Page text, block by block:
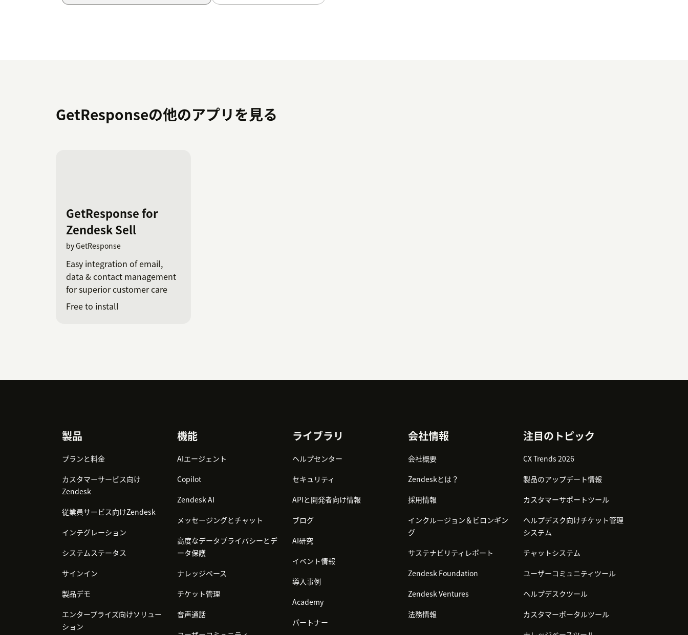
GetResponseの他のアプリを見る
GetResponse for
Zendesk Sell
by GetResponse
Easy integration of email,
data & contact management
for superior customer care
Free to install
製品
プランと料金
カスタマーサービス向け
Zendesk
従業員サービス向けZendesk
インテグレーション
システムステータス
サインイン
製品デモ
エンタープライズ向けソリュー
ション
機能
AIエージェント
Copilot
Zendesk AI
メッセージングとチャット
高度なデータプライバシーとデ
ータ保護
ナレッジベース
チケット管理
音声通話
ライブラリ
ヘルプセンター
セキュリティ
APIと開発者向け情報
ブログ
AI研究
イベント情報
導入事例
Academy
パートナー
会社情報
会社概要
Zendeskとは？
採用情報
インクルージョン＆ビロンギン
グ
サステナビリティレポート
Zendesk Foundation
Zendesk Ventures
法務情報
注目のトピック
CX Trends 2026
製品のアップデート情報
カスタマーサポートツール
ヘルプデスク向けチケット管理
システム
チャットシステム
ユーザーコミュニティツール
ヘルプデスクツール
カスタマーポータルツール